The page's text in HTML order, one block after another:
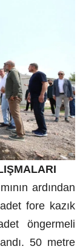
ardından
fore kazık
öngermeli
50 metre